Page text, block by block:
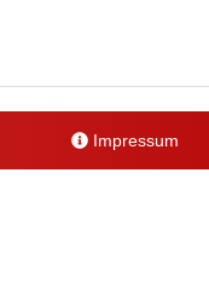
Impressum